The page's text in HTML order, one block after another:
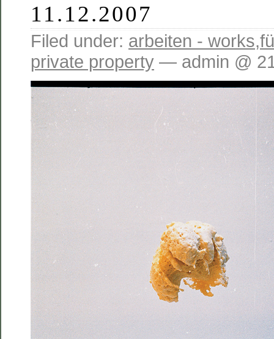
11.12.2007
Filed under: arbeiten - works,
private property — admin @